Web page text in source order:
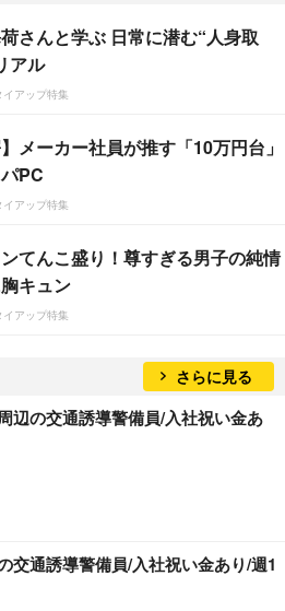
さんと学ぶ 日常に潜む“人身取
アル
イアップ特集
】メーカー社員が推す「10万円台」
PC
イアップ特集
てんこ盛り！尊すぎる男子の純情
キュン
イアップ特集
さらに見る
辺の交通誘導警備員/入社祝い金あ
交通誘導警備員/入社祝い金あり/週1